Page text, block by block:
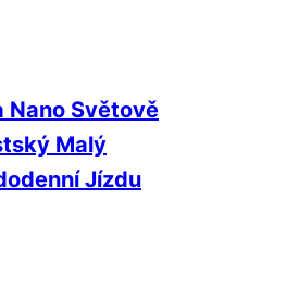
Nano Světově
Malý
Jízdu